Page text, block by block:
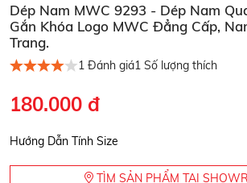
Dép Nam MWC 9293 - Dép Nam
Gắn Khóa Logo MWC Đẳng Cấp,
Trang.
1 Đánh giá1 Số lượng thích
180.000 đ
Hướng Dẫn Tính Size
TÌM SẢN PHẨM TẠI